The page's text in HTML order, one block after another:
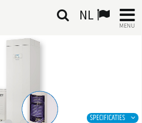
NL
MENU
SPECIFICATIES